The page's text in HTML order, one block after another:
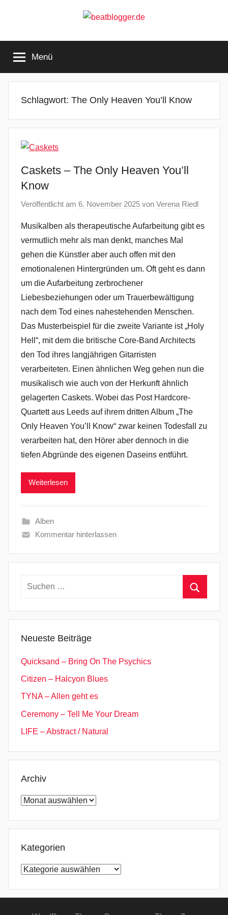
beatblogger.de
the
beat
goes
Menü
Schlagwort: The Only Heaven You’ll Know
Caskets – The Only Heaven You’ll
Know
Veröffentlicht am 6. November 2025 von Verena Riedl
Musikalben als therapeutische Aufarbeitung gibt es
vermutlich mehr als man denkt, manches Mal
gehen die Künstler aber auch offen mit den
emotionalenen Hintergründen um. Oft geht es dann
um die Aufarbeitung zerbrochener
Liebesbeziehungen oder um Trauerbewältigung
nach dem Tod eines nahestehenden Menschen.
Das Musterbeispiel für die zweite Variante ist „Holy
Hell“, mit dem die britische Core-Band Architects
den Tod ihres langjährigen Gitarristen
verarbeiteten. Einen ähnlichen Weg gehen nun die
musikalisch wie auch von der Herkunft ähnlich
gelagerten Caskets. Wobei das Post Hardcore-
Quartett aus Leeds auf ihrem dritten Album „The
Only Heaven You’ll Know“ zwar keinen Todesfall zu
verarbeiten hat, den Hörer aber dennoch in die
tiefen Abgründe des eigenen Daseins entführt.
Weiterlesen
Alben
Kommentar hinterlassen
Suchen
Neueste Beiträge
Quicksand – Bring On The Psychics
Citizen – Halcyon Blues
TYNA – Allen geht es
Ceremony – Tell Me Your Dream
LIFE – Abstract / Natural
Archiv
Archiv
Kategorien
Kategorien